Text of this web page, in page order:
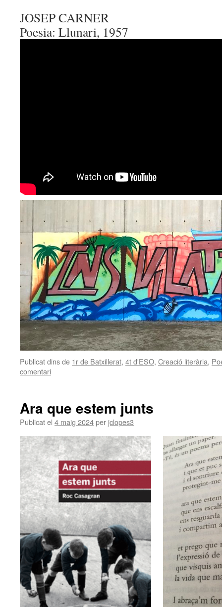
JOSEP CARNER
Poesia: Llunari, 1957
Publicat dins de 1r de Batxillerat, 4t d'ESO, Creació literària,
comentari
Ara que estem junts
Publicat el 4 maig 2024per jclopes3